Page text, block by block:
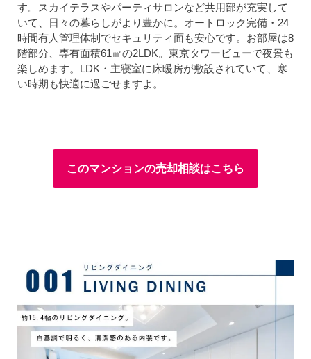
す。スカイテラスやパーティサロンなど共用部が充実して
いて、日々の暮らしがより豊かに。オートロック完備・24
時間有人管理体制でセキュリティ面も安心です。お部屋は8
階部分、専有面積61㎡の2LDK。東京タワービューで夜景も
楽しめます。LDK・主寝室に床暖房が敷設されていて、寒
い時期も快適に過ごせますよ。
このマンションの売却相談はこちら